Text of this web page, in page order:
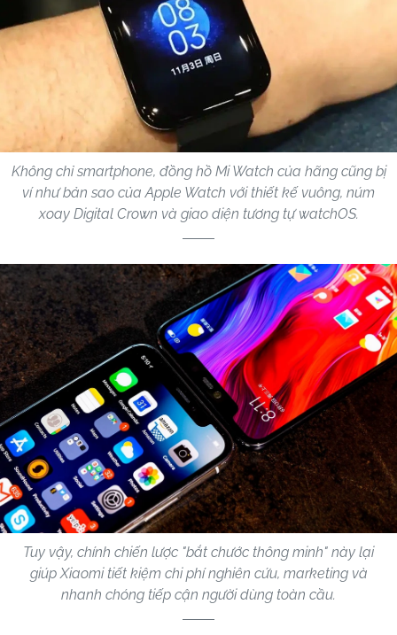
Không chỉ smartphone, đồng hồ Mi Watch của hãng cũng bị
ví như bản sao của Apple Watch với thiết kế vuông, núm
xoay Digital Crown và giao diện tương tự watchOS.
Tuy vậy, chính chiến lược "bắt chước thông minh" này lại
giúp Xiaomi tiết kiệm chi phí nghiên cứu, marketing và
nhanh chóng tiếp cận người dùng toàn cầu.